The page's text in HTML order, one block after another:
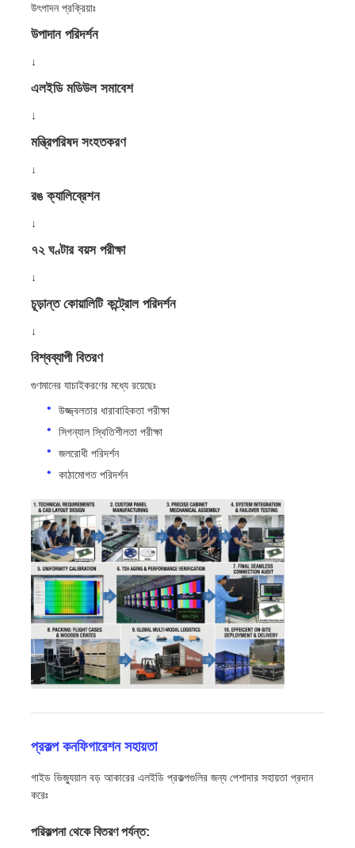
উৎপাদন প্রক্রিয়াঃ
উপাদান পরিদর্শন
↓
এলইডি মডিউল সমাবেশ
↓
মন্ত্রিপরিষদ সংহতকরণ
↓
রঙ ক্যালিব্রেশন
↓
৭২ ঘণ্টার বয়স পরীক্ষা
↓
চূড়ান্ত কোয়ালিটি কন্ট্রোল পরিদর্শন
↓
বিশ্বব্যাপী বিতরণ
গুণমানের যাচাইকরণের মধ্যে রয়েছেঃ
উজ্জ্বলতার ধারাবাহিকতা পরীক্ষা
সিগন্যাল স্থিতিশীলতা পরীক্ষা
জলরোধী পরিদর্শন
কাঠামোগত পরিদর্শন
প্রকল্প কনফিগারেশন সহায়তা
গাইড ভিজ্যুয়াল বড় আকারের এলইডি প্রকল্পগুলির জন্য পেশাদার সহায়তা প্রদান
করেঃ
পরিকল্পনা থেকে বিতরণ পর্যন্ত: